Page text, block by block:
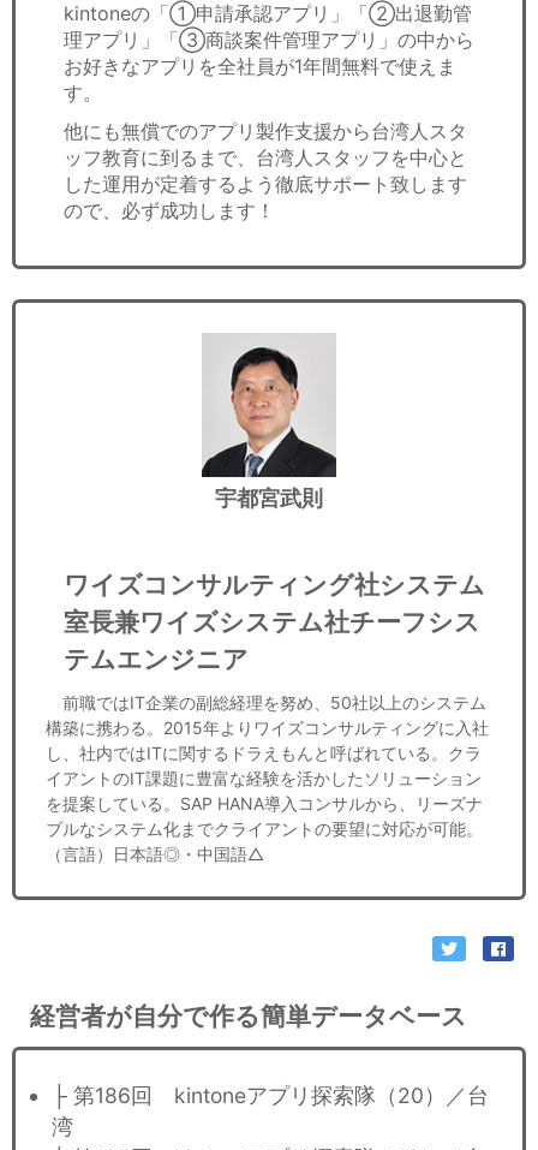
kintoneの「①申請承認アプリ」「②出退勤管
理アプリ」「③商談案件管理アプリ」の中から
お好きなアプリを全社員が1年間無料で使えま
す。
他にも無償でのアプリ製作支援から台湾人スタ
ッフ教育に到るまで、台湾人スタッフを中心と
した運用が定着するよう徹底サポート致します
ので、必ず成功します！
宇都宮武則
ワイズコンサルティング社システム
室長兼ワイズシステム社チーフシス
テムエンジニア
前職ではIT企業の副総経理を努め、50社以上のシステム
構築に携わる。2015年よりワイズコンサルティングに入社
し、社内ではITに関するドラえもんと呼ばれている。クラ
イアントのIT課題に豊富な経験を活かしたソリューション
を提案している。SAP HANA導入コンサルから、リーズナ
ブルなシステム化までクライアントの要望に対応が可能。
（言語）日本語◎・中国語△
経営者が自分で作る簡単データベース
├ 第186回 kintoneアプリ探索隊（20）／台
湾